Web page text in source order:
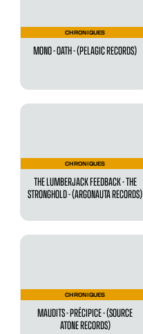
CHRONIQUES
MONO - OATH - (PELAGIC RECORDS)
CHRONIQUES
THE LUMBERJACK FEEDBACK - THE
STRONGHOLD - (ARGONAUTA RECORDS)
CHRONIQUES
MAUDITS - PRÉCIPICE - (SOURCE
ATONE RECORDS)